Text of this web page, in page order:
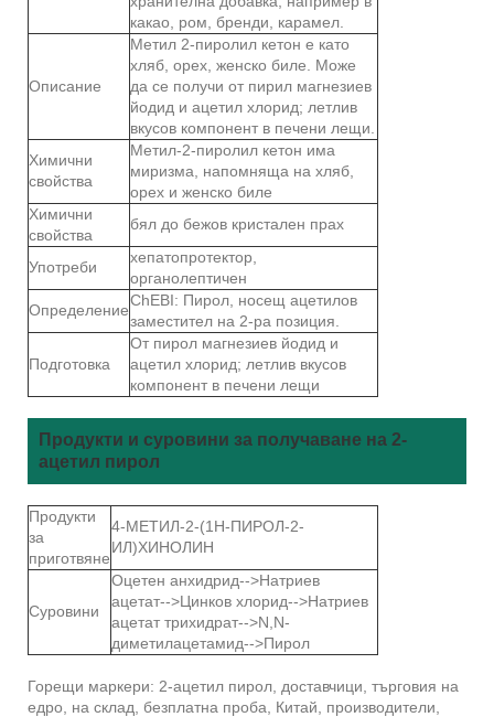
какао, ром, бренди, карамел.
Описание
Метил 2-пиролил кетон е като
хляб, орех, женско биле. Може
да се получи от пирил магнезиев
йодид и ацетил хлорид; летлив
вкусов компонент в печени лещи.
Химични
свойства
Метил-2-пиролил кетон има
миризма, напомняща на хляб,
орех и женско биле
Химични
свойства
бял до бежов кристален прах
Употреби
хепатопротектор,
органолептичен
Определение
ChEBI: Пирол, носещ ацетилов
заместител на 2-ра позиция.
Подготовка
От пирол магнезиев йодид и
ацетил хлорид; летлив вкусов
компонент в печени лещи
Продукти и суровини за получаване на 2-
ацетил пирол
Продукти
за
приготвяне
4-МЕТИЛ-2-(1Н-ПИРОЛ-2-
ИЛ)ХИНОЛИН
Суровини
Оцетен анхидрид-->Натриев
ацетат-->Цинков хлорид-->Натриев
ацетат трихидрат-->N,N-
диметилацетамид-->Пирол
Горещи маркери: 2-ацетил пирол, доставчици, търговия на
едро, на склад, безплатна проба, Китай, производители,